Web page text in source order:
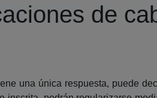
de
una única respuesta, puede